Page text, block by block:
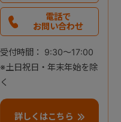
電話で
お問い合わせ
受付時間： 9:30～17:00
※土日祝日・年末年始を除
く
詳しくはこちら